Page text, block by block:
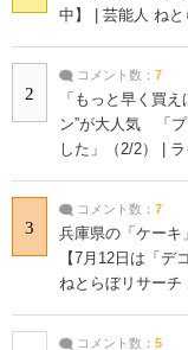
中】 | 芸能人 ねと
2
コメント数： 7
「もっと早く買
ン”が大人気 「プ
した」（2/2） |
3
コメント数： 7
兵庫県の「ケー
【7月12日は「デ
ねとらぼリサーチ
コメント数： 5